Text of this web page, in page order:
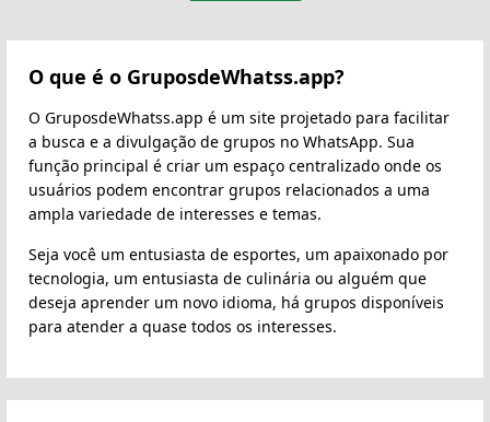
O que é o GruposdeWhatss.app?
O GruposdeWhatss.app é um site projetado para facilitar
a busca e a divulgação de grupos no WhatsApp. Sua
função principal é criar um espaço centralizado onde os
usuários podem encontrar grupos relacionados a uma
ampla variedade de interesses e temas.
Seja você um entusiasta de esportes, um apaixonado por
tecnologia, um entusiasta de culinária ou alguém que
deseja aprender um novo idioma, há grupos disponíveis
para atender a quase todos os interesses.